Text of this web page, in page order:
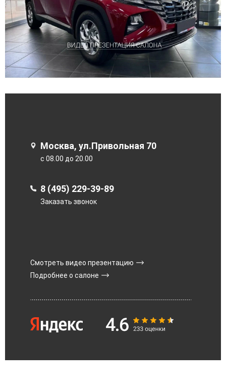
Москва, ул.Привольная 70
с 08.00 до 20.00
8 (495) 229-39-89
Заказать звонок
Смотреть видео презентацию
Подробнее о салоне